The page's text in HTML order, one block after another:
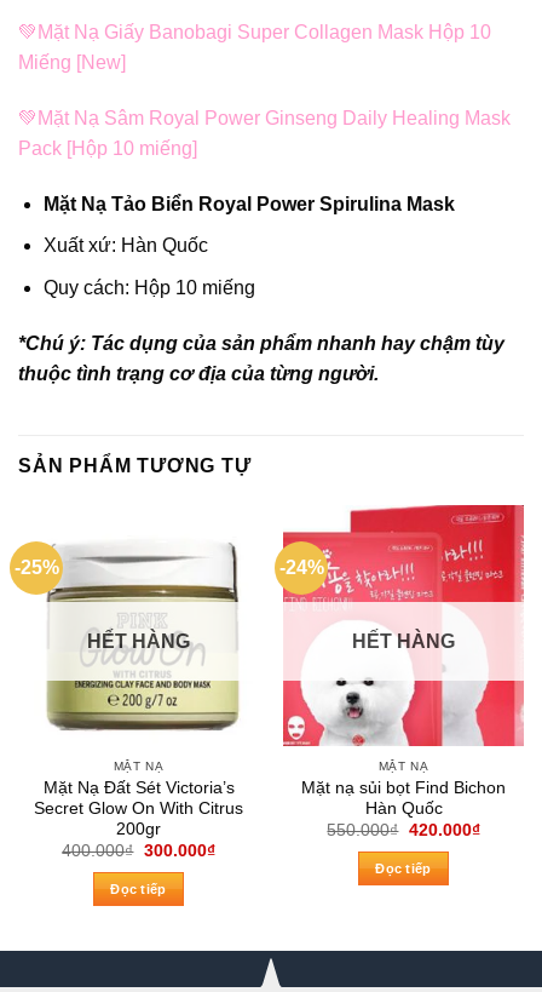
💚 Mặt Nạ Giấy Banobagi Super Collagen Mask Hộp 10
Miếng [New]
💚 Mặt Nạ Sâm Royal Power Ginseng Daily Healing Mask
Pack [Hộp 10 miếng]
Mặt Nạ Tảo Biển Royal Power Spirulina Mask
Xuất xứ: Hàn Quốc
Quy cách: Hộp 10 miếng
*Chú ý: Tác dụng của sản phẩm nhanh hay chậm tùy
thuộc tình trạng cơ địa của từng người.
SẢN PHẨM TƯƠNG TỰ
-25%
HẾT HÀNG
MẶT NẠ
Mặt Nạ Đất Sét Victoria’s
Secret Glow On With Citrus
200gr
400.000₫ Giá
là:
400.000₫.
300.000₫Giá
Đọc tiếp
-24%
HẾT HÀNG
MẶT NẠ
Mặt nạ sủi bọt Find Bichon
Hàn Quốc
550.000₫ Giá
là:
550.000₫.
420.000₫Giá
Đọc tiếp